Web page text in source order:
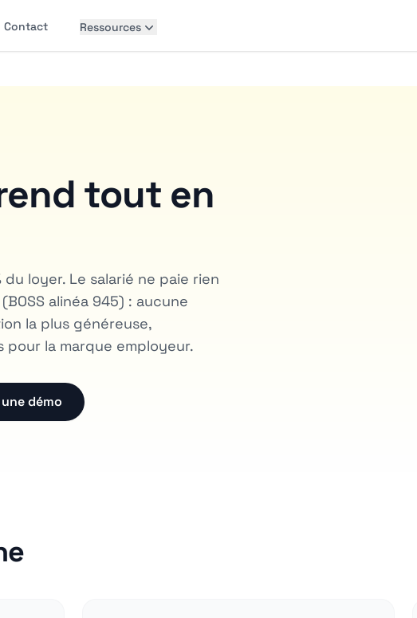
Contact Ressources
tout en
loyer. Le salarié ne paie rien
alinéa 945) : aucune
la plus généreuse,
la marque employeur.
démo